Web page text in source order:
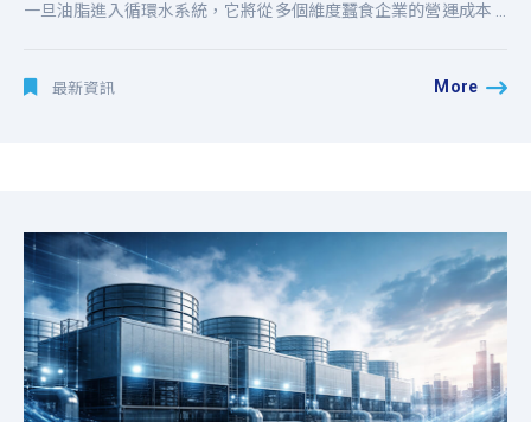
一旦油脂進入循環水系統，它將從多個維度蠶食企業的營運成本 ...
最新資訊 More